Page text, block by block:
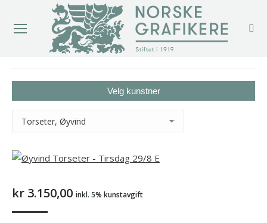
Velg kunstner
kr 3.150,00 inkl. 5% kunstavgift